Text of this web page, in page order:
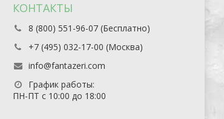
КОНТАКТЫ
8 (800) 551-96-07 (Бесплатно)
+7 (495) 032-17-00 (Москва)
info@fantazeri.com
График работы:
ПН-ПТ с 10:00 до 18:00